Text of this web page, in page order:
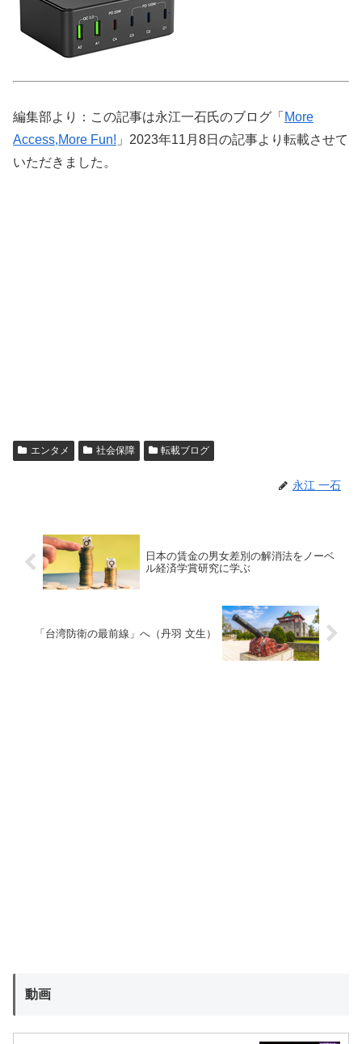
編集部より：この記事は永江一石氏のブログ「 More
Access,More Fun! 」2023年11月8日の記事より転載させて
いただきました。
エンタメ 社会保障 転載ブログ
永江 一石
日本の賃金の男女差別の解消法をノーベ
ル経済学賞研究に学ぶ
「台湾防衛の最前線」へ（丹羽 文生）
動画